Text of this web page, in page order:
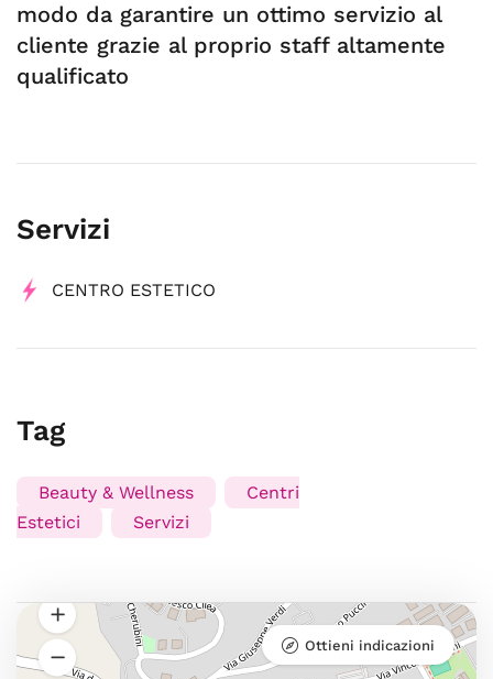
modo da garantire un ottimo servizio al
cliente grazie al proprio staff altamente
qualificato
Servizi
CENTRO ESTETICO
Tag
Beauty & Wellness
Centri
Estetici
Servizi
Ottieni indicazioni